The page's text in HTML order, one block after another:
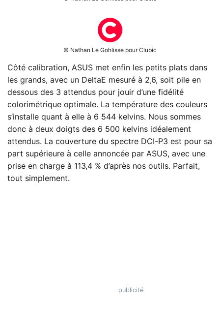
© Nathan Le Gohlisse pour Clubic
Côté calibration, ASUS met enfin les petits plats dans
les grands, avec un DeltaE mesuré à 2,6, soit pile en
dessous des 3 attendus pour jouir d’une fidélité
colorimétrique optimale. La température des couleurs
s’installe quant à elle à 6 544 kelvins. Nous sommes
donc à deux doigts des 6 500 kelvins idéalement
attendus. La couverture du spectre DCI-P3 est pour sa
part supérieure à celle annoncée par ASUS, avec une
prise en charge à 113,4 % d’après nos outils. Parfait,
tout simplement.